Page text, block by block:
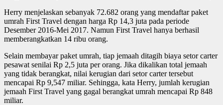
Herry menjelaskan sebanyak 72.682 orang yang mendaftar paket
umrah First Travel dengan harga Rp 14,3 juta pada periode
Desember 2016-Mei 2017. Namun First Travel hanya berhasil
memberangkatkan 14 ribu orang.
Selain membayar paket umrah, tiap jemaah ditagih biaya setor carter
pesawat senilai Rp 2,5 juta per orang. Jika dikalikan total jemaah
yang tidak berangkat, nilai kerugian dari setor carter tersebut
mencapai Rp 9,547 miliar. Sehingga, kata Herry, jumlah kerugian
jemaah First Travel yang gagal berangkat umrah mencapai Rp 848
miliar.